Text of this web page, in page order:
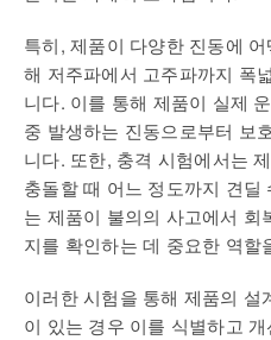
특히, 제품이 다양한 진동에
해 저주파에서 고주파까지 폭
니다. 이를 통해 제품이 실제
중 발생하는 진동으로부터 보
니다. 또한, 충격 시험에서는
충돌할 때 어느 정도까지 견딜
는 제품이 불의의 사고에서
지를 확인하는 데 중요한 역할
이러한 시험을 통해 제품의 설
이 있는 경우 이를 식별하고